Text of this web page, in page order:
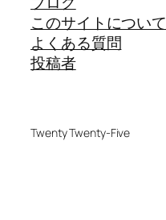
このサイトについて
よくある質問
投稿者
Twenty Twenty-Five